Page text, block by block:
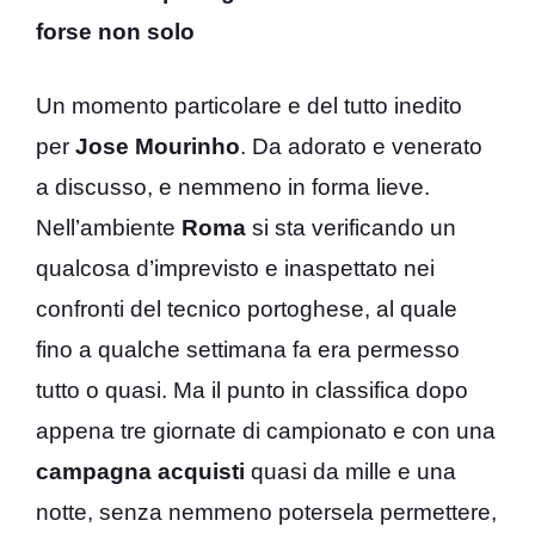
forse non solo
Un momento particolare e del tutto inedito
per Jose Mourinho. Da adorato e venerato
a discusso, e nemmeno in forma lieve.
Nell’ambiente Roma si sta verificando un
qualcosa d’imprevisto e inaspettato nei
confronti del tecnico portoghese, al quale
fino a qualche settimana fa era permesso
tutto o quasi. Ma il punto in classifica dopo
appena tre giornate di campionato e con una
campagna acquisti quasi da mille e una
notte, senza nemmeno potersela permettere,